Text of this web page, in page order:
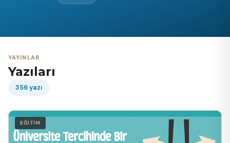
YAYINLAR
Yazıları
356 yazı
EĞİTİM